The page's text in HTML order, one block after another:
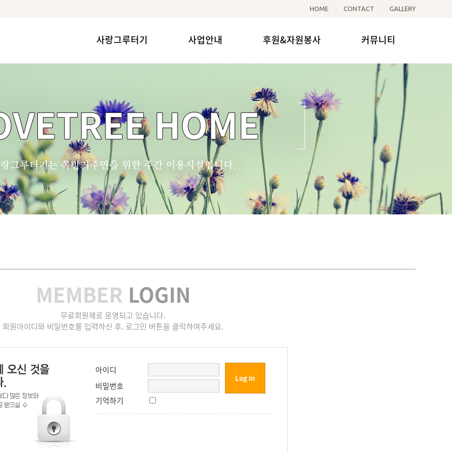
HOME CONTACT GALLERY
사랑그루터기 사업안내 후원&자원봉사 커뮤니티
MEMBER LOGIN
무료회원제로 운영되고 있습니다.
회원아이디와 비밀번호를 입력하신 후, 로그인 버튼을 클릭하여주세요.
아이디
비밀번호
기억하기